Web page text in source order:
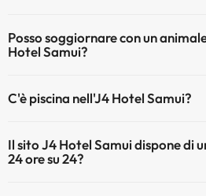
Posso soggiornare con un
Hotel Samui?
C'è piscina nell'J4 Hotel Samui?
Qui potete trovare maggiori
installazioni.
Il sito J4 Hotel Samui dispone di
24 ore su 24?